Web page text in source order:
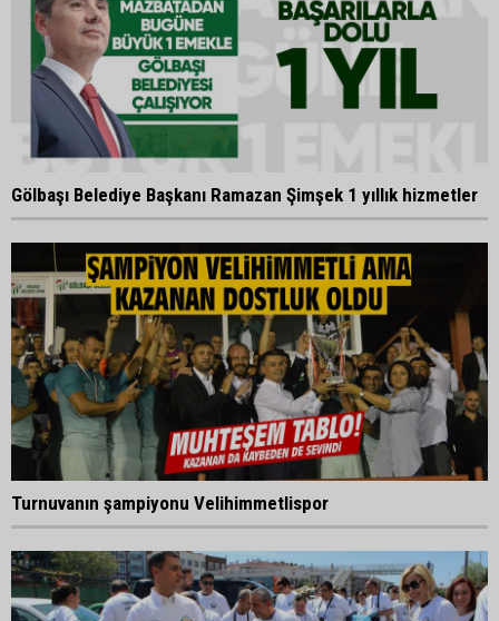
Gölbaşı Belediye Başkanı Ramazan Şimşek 1 yıllık hizmetler
Turnuvanın şampiyonu Velihimmetlispor